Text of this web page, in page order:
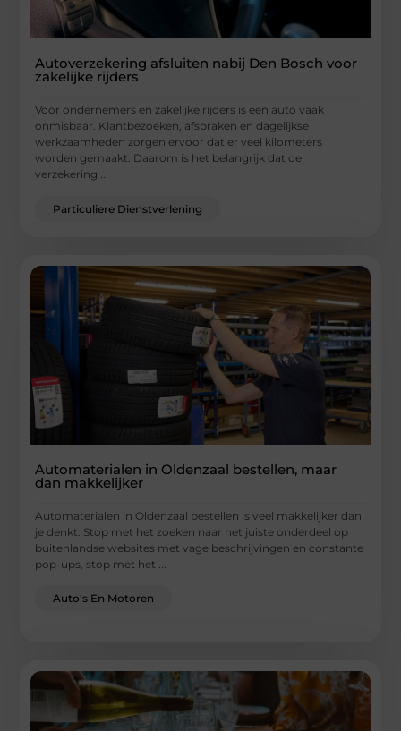
Autoverzekering afsluiten nabij Den Bosch voor
zakelijke rijders
Voor ondernemers en zakelijke rijders is een auto vaak
onmisbaar. Klantbezoeken, afspraken en dagelijkse
werkzaamheden zorgen ervoor dat er veel kilometers
worden gemaakt. Daarom is het belangrijk dat de
verzekering ...
Particuliere Dienstverlening
Automaterialen in Oldenzaal bestellen, maar
dan makkelijker
Automaterialen in Oldenzaal bestellen is veel makkelijker dan
je denkt. Stop met het zoeken naar het juiste onderdeel op
buitenlandse websites met vage beschrijvingen en constante
pop-ups, stop met het ...
Auto's En Motoren